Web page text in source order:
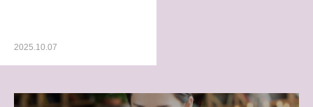
2025.10.07